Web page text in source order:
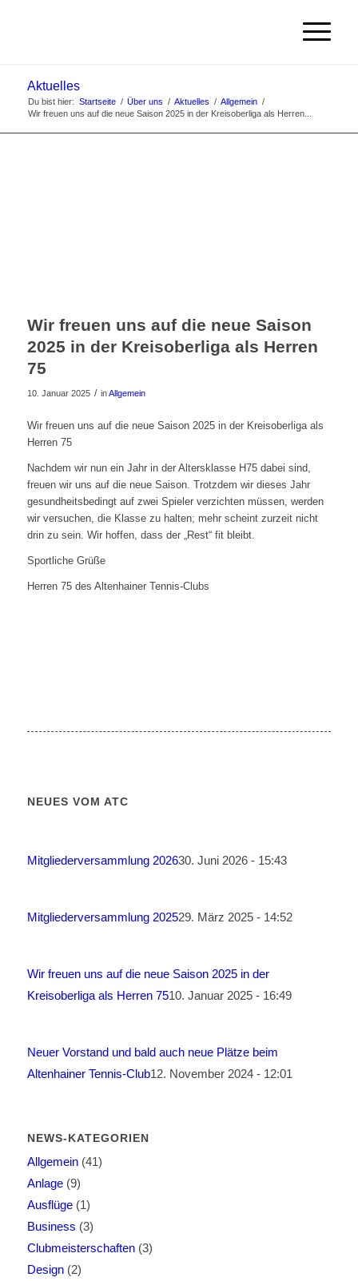
Aktuelles
Du bist hier: Startseite / Über uns / Aktuelles / Allgemein /
Wir freuen uns auf die neue Saison 2025 in der Kreisoberliga als Herren...
Wir freuen uns auf die neue Saison
2025 in der Kreisoberliga als Herren
75
10. Januar 2025 / inAllgemein
Wir freuen uns auf die neue Saison 2025 in der Kreisoberliga als
Herren 75
Nachdem wir nun ein Jahr in der Altersklasse H75 dabei sind,
freuen wir uns auf die neue Saison. Trotzdem wir dieses Jahr
gesundheitsbedingt auf zwei Spieler verzichten müssen, werden
wir versuchen, die Klasse zu halten; mehr scheint zurzeit nicht
drin zu sein. Wir hoffen, dass der „Rest“ fit bleibt.
Sportliche Grüße
Herren 75 des Altenhainer Tennis-Clubs
NEUES VOM ATC
Mitgliederversammlung 202630. Juni 2026 - 15:43
Mitgliederversammlung 202529. März 2025 - 14:52
Wir freuen uns auf die neue Saison 2025 in der
Kreisoberliga als Herren 7510. Januar 2025 - 16:49
Neuer Vorstand und bald auch neue Plätze beim
Altenhainer Tennis-Club12. November 2024 - 12:01
NEWS-KATEGORIEN
Allgemein(41)
Anlage(9)
Ausflüge(1)
Business (3)
Clubmeisterschaften(3)
Design(2)